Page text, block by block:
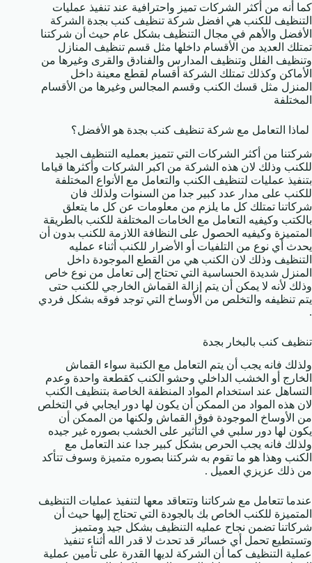
كما أنه من أكثر الشركات تميز واحترافية عند تنفيذ عمليات
التنظيف للكنب هي افضل شركة تنظيف كنب بجدة الشركة
الأفضل والأهم في مجال التنظيف بشكل عام حيث أن شركتنا
تمتلك العديد من الأقسام داخلها مثل قسم تنظيف المنازل
وتنظيف الفلل وتنظيف المدارس والفنادق والقرى وغيرها من
الأماكن وكذلك تمتلك الشركة أقسام لقطع معينة داخل
المنزل مثل قسك الكنب وقسم المجالس وغيرها من الأقسام
المختلفة
لماذا التعامل مع شركة تنظيف كنب بجدة هو الأفضل؟
شركتنا من أكثر الشركات التي تتميز بعمليه التنظيف الجيد
للكنب وذلك لان هذه الشركة من اكبر الشركات وأكثرها قياما
بتنفيذ عمليات لتنظيف الكنب والتعامل مع الأنواع المختلفة
للكنب على مدار عدد كبير جدا من السنوات ولذلك فان
شركاتنا تمتلك كل ما يلزم من معلومات عن كل ما يتعلق
بالكتب وكيفيه التعامل مع الخامات المختلفة للكنب بالطريقة
المتميزة وكيفيه الحصول على النظافة اللازمة للكنب بدون أن
يحدث أي نوع من التلفيات أو الأضرار للكنب أثناء عمليه
التنظيف وذلك لان الكنب هي من القطع الموجودة داخل
المنزل شديدة الحساسية التي تحتاج إلى تعامل من نوع خاص
وذلك لأنه لا يمكن أن يتم إزالة القماش الخارجي للكنب حتى
يتم تنظيفه والتخلص من الأوساخ التي توجد فوقه بشكل فردي
.
تنظيف كنب بالبخار بجدة
ولذلك فانه يجب أن يتم التعامل مع الكنبة سواء القماش
الخارج أو الخشب الداخلي وحشو الكنب كقطعة واحدة وعدم
التساهل عند استخدام المواد المنظفة الخاصة بتنظيف الكنب
لان هذه المواد من الممكن أن يكون لها دور ايجابي في التخلص
من الأوساخ الموجودة فوق القماش ولكنها من الممكن أن
يكون لها دور سلبي في التأثير على الخشب بصوره غير جيده
ولذلك فانه يجب الحرص بشكل كبير جدا عند التعامل مع
الكنب وهذا هو ما تقوم به شركتنا بصوره متميزة وسوف تتأكد
من ذلك عزيزي العميل .
عندما تتعامل مع شركاتنا وتتعاقد معها لتنفيذ عمليات التنظيف
المتميزة للكنب الخاص بك بالجودة التي تحتاج إليها حيث أن
شركاتنا تضمن نجاح عمليه التنظيف بشكل جيد ومتميز
وتستطيع تحمل أي خسائر قد تحدث لا قدر الله أثناء تنفيذ
عملية التنظيف كما أن الشركة لديها القدرة على تأمين عملية